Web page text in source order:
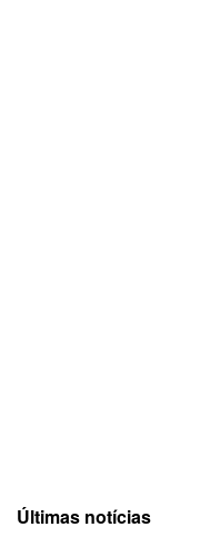
Últimas notícias